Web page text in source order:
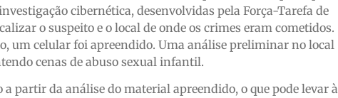
cibernética, desenvolvidas pela Força-Tarefa de
o suspeito e o local de onde os crimes eram cometidos.
um celular foi apreendido. Uma análise preliminar no local
cenas de abuso sexual infantil.
partir da análise do material apreendido, o que pode levar à